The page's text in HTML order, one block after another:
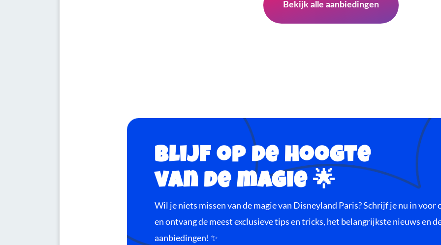
Bekijk alle aanbiedingen
Blijf op de hoogte
van de magie 🌟
Wil je niets missen van de magie van Disneyland Paris? Schrijf je nu in voor
en ontvang de meest exclusieve tips en tricks, het belangrijkste nieuws en
aanbiedingen! ✨